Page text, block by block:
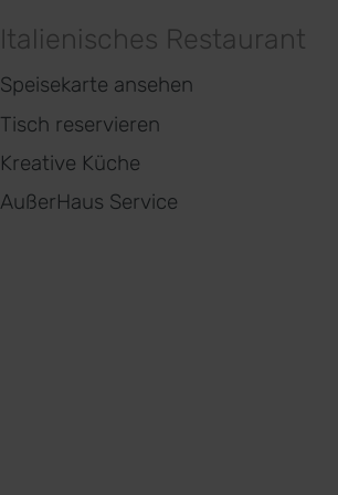
Italienisches Restaurant
Speisekarte ansehen
Tisch reservieren
Kreative Küche
AußerHaus Service